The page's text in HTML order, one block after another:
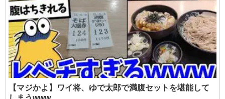
【マジかよ】ワイ将、ゆで太郎で満腹セットを堪能して